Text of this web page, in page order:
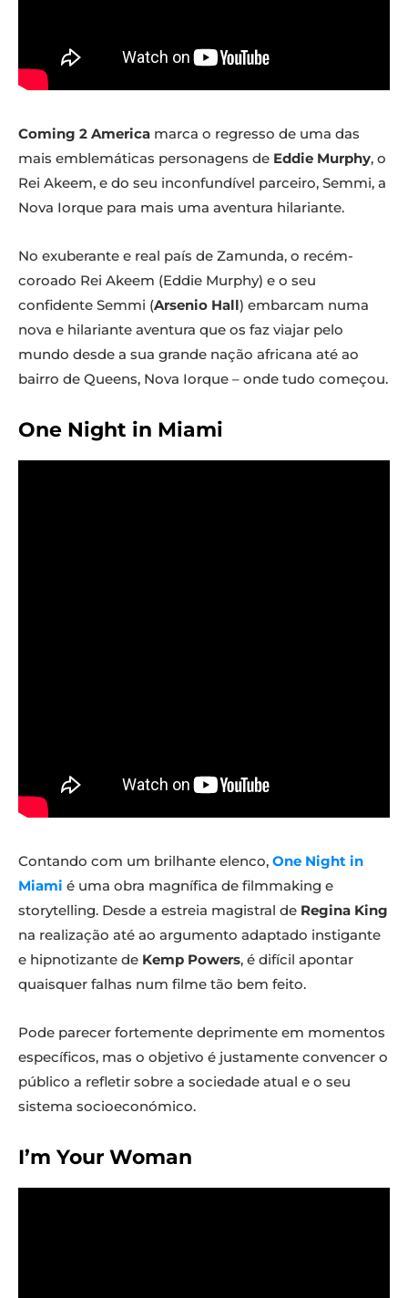
Coming 2 America marca o regresso de uma das
mais emblemáticas personagens de Eddie Murphy, o
Rei Akeem, e do seu inconfundível parceiro, Semmi, a
Nova Iorque para mais uma aventura hilariante.
No exuberante e real país de Zamunda, o recém-
coroado Rei Akeem (Eddie Murphy) e o seu
confidente Semmi (Arsenio Hall) embarcam numa
nova e hilariante aventura que os faz viajar pelo
mundo desde a sua grande nação africana até ao
bairro de Queens, Nova Iorque – onde tudo começou.
One Night in Miami
Contando com um brilhante elenco, One Night in
Miami é uma obra magnífica de filmmaking e
storytelling. Desde a estreia magistral de Regina King
na realização até ao argumento adaptado instigante
e hipnotizante de Kemp Powers, é difícil apontar
quaisquer falhas num filme tão bem feito.
Pode parecer fortemente deprimente em momentos
específicos, mas o objetivo é justamente convencer o
público a refletir sobre a sociedade atual e o seu
sistema socioeconómico.
I’m Your Woman